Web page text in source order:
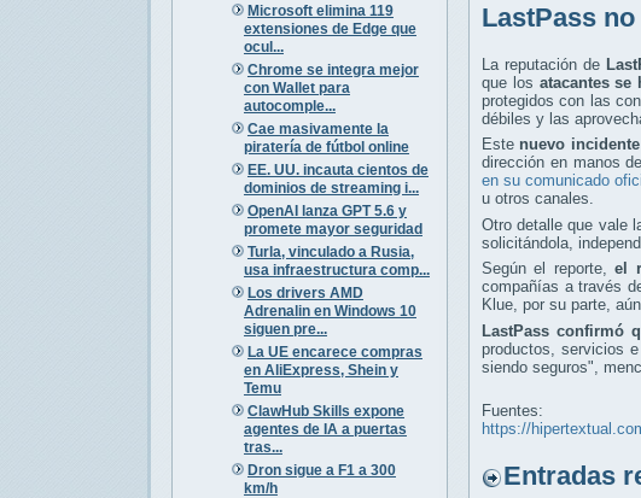
Microsoft elimina 119
extensiones de Edge que
ocul...
Chrome se integra mejor
con Wallet para
autocomple...
Cae masivamente la
piratería de fútbol online
EE. UU. incauta cientos de
dominios de streaming i...
OpenAI lanza GPT 5.6 y
promete mayor seguridad
Turla, vinculado a Rusia,
usa infraestructura comp...
Los drivers AMD
Adrenalin en Windows 10
siguen pre...
La UE encarece compras
en AliExpress, Shein y
Temu
ClawHub Skills expone
agentes de IA a puertas
tras...
Dron sigue a F1 a 300
km/h
LastPass
La reputación de
que los atacantes
protegidos con las
débiles y las
Este nuevo
dirección en manos
en su comunicado
u otros canales.
Otro detalle que vale
solicitándola,
Según el reporte,el
compañías a través
Klue, por su parte,
LastPass confirmó
productos, servicios
siendo seguros",
Fuentes:
https://
Entradas